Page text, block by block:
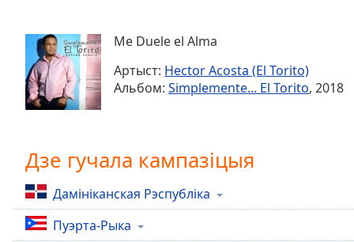
TypeLIVE
Seek to
live,
currently
behind
LIVE
Remaining
Rate
Me Duele el Alma
Артыст: Hector Acosta (El Torito)
Альбом: Simplemente... El Torito, 2018
Дзе гучала кампазіцыя
Дамініканская Рэспубліка
Пуэрта-Рыка